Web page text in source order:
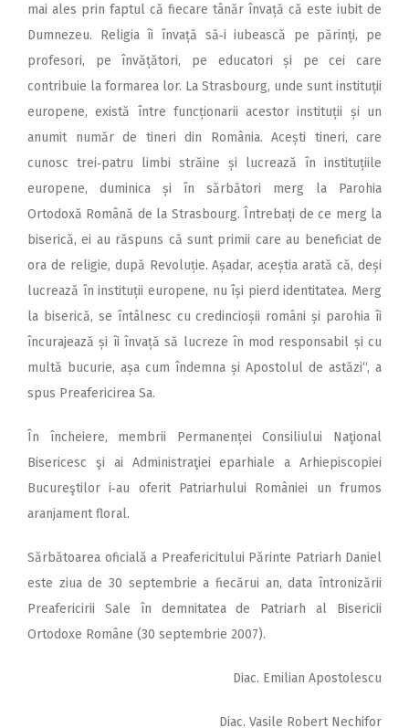
mai ales prin faptul că fiecare tânăr învață că este iubit de
Dumnezeu. Religia îi învață să‑i iubească pe părinți, pe
profesori, pe învățători, pe educatori și pe cei care
contribuie la formarea lor. La Strasbourg, unde sunt instituții
europene, există între funcționarii acestor instituții și un
anumit număr de tineri din România. Acești tineri, care
cunosc trei‑patru limbi străine și lucrează în instituțiile
europene, duminica și în sărbători merg la Parohia
Ortodoxă Română de la Strasbourg. Întrebați de ce merg la
biserică, ei au răspuns că sunt primii care au beneficiat de
ora de religie, după Revoluție. Așadar, aceștia arată că, deși
lucrează în instituții europene, nu își pierd identitatea. Merg
la biserică, se întâlnesc cu credincioșii români și parohia îi
încurajează și îi învață să lucreze în mod responsabil și cu
multă bucurie, așa cum îndemna și Apostolul de astăzi“, a
spus Preafericirea Sa.
În încheiere, membrii Per­manenței Consiliului Naţional
Bisericesc şi ai Administraţiei eparhiale a Arhiepiscopiei
Bucureştilor i‑au oferit Patriarhului României un frumos
aranjament floral.
Sărbătoarea oficială a Preafericitului Părinte Patriarh Daniel
este ziua de 30 septembrie a fiecărui an, data întronizării
Preafericirii Sale în demnitatea de Patriarh al Bisericii
Ortodoxe Române (30 septembrie 2007).
Diac. Emilian Apostolescu
Diac. Vasile Robert Nechifor